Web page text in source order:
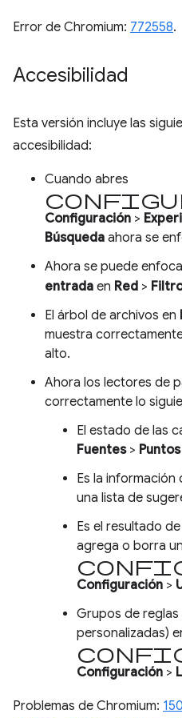
Error de Chromium: 772558.
Accesibilidad
Esta versión incluye las
accesibilidad:
Cuando abres
Configuración >
Búsqueda ahora se
Ahora se puede
entrada en Red >
El árbol de archivos en
muestra
alto.
Ahora los lectores de
correctamente lo
El estado de las
Fuentes>
Es la información
una lista de
Es el resultado
agrega o borra
Configuración >
Grupos de reglas
personalizadas)
Configuración >
Problemas de Chromium: